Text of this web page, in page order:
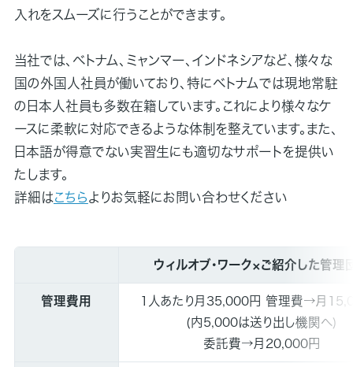
入れをスムーズに行うことができます。
当社では、ベトナム、ミャンマー、インドネシアなど、様々な
国の外国人社員が働いており、特にベトナムでは現地常駐
の日本人社員も多数在籍しています。これにより様々なケ
ースに柔軟に対応できるような体制を整えています。また、
日本語が得意でない実習生にも適切なサポートを提供い
たします。
詳細はこちらよりお気軽にお問い合わせください
ウィルオブ・ワーク×ご紹介した管理
管理費用
1人あたり月35,000円 管理費→月
(内5,000は送り出し機関へ)
委託費→月20,000円